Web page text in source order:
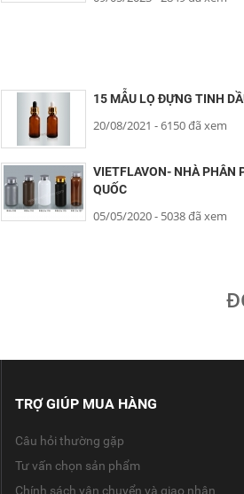
15 MẪU LỌ ĐỰNG TINH
20/08/2021 - 6150 đã xem
VIETFLAVON- NHÀ PHÂN
QUỐC
05/05/2020- 5038 đã xem
TRỢ GIÚP MUA HÀNG
Câu hỏi thường gặp
Tư vấn chọn sản phẩm
Chính sách vận chuyển và giao nhận